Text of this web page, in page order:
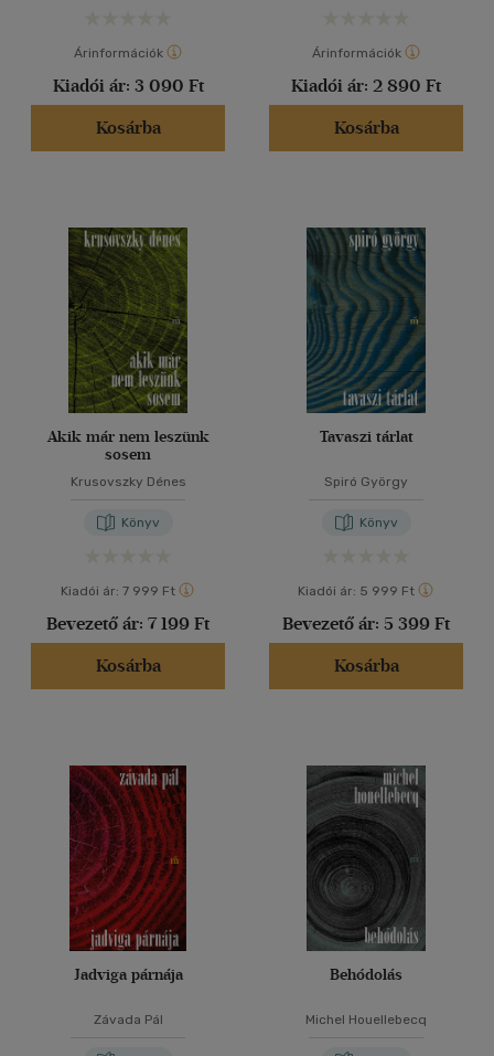
Árinformációk
Kiadói ár: 3 090 Ft
Kosárba
Árinformációk
Kiadói ár: 2 890 Ft
Kosárba
Akik már nem leszünk
sosem
Krusovszky Dénes
Könyv
Kiadói ár: 7 999 Ft
Bevezető ár: 7 199 Ft
Kosárba
Tavaszi tárlat
Spiró György
Könyv
Kiadói ár: 5 999 Ft
Bevezető ár: 5 399 Ft
Kosárba
Jadviga párnája
Závada Pál
Behódolás
Michel Houellebecq